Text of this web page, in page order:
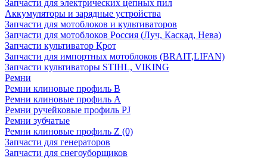
Запчасти для электрических цепных пил
Аккумуляторы и зарядные устройства
Запчасти для мотоблоков и культиваторов
Запчасти для мотоблоков Россия (Луч, Каскад, Нева)
Запчасти культиватор Крот
Запчасти для импортных мотоблоков (BRAIT,LIFAN)
Запчасти культиваторы STIHL, VIKING
Ремни
Ремни клиновые профиль B
Ремни клиновые профиль А
Ремни ручейковые профиль PJ
Ремни зубчатые
Ремни клиновые профиль Z (0)
Запчасти для генераторов
Запчасти для снегоуборщиков